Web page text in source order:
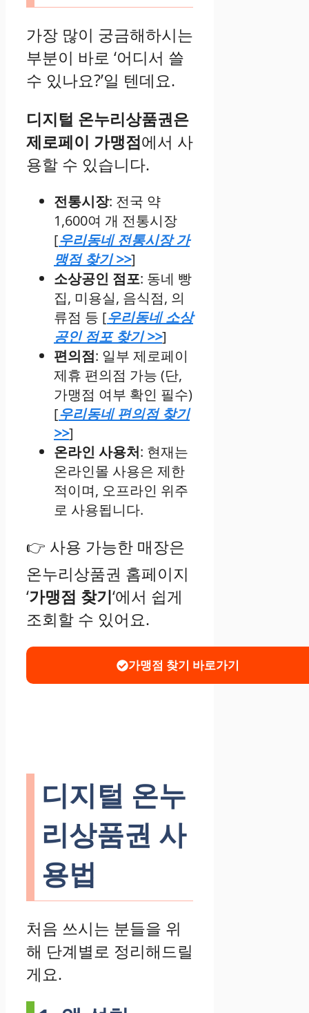
가장 많이 궁금해하시는
부분이 바로 ‘어디서 쓸
수 있나요?’일 텐데요.
디지털 온누리상품권은
제로페이 가맹점에서 사
용할 수 있습니다.
전통시장: 전국 약
1,600여 개 전통시장
[우리동네 전통시장 가
맹점 찾기 >>]
소상공인 점포: 동네 빵
집, 미용실, 음식점, 의
류점 등 [우리동네 소상
공인 점포 찾기 >>]
편의점: 일부 제로페이
제휴 편의점 가능 (단,
가맹점 여부 확인 필수)
[우리동네 편의점 찾기
>>]
온라인 사용처: 현재는
온라인몰 사용은 제한
적이며, 오프라인 위주
로 사용됩니다.
👉 사용 가능한 매장은
온누리상품권 홈페이지
‘가맹점 찾기‘에서 쉽게
조회할 수 있어요.
가맹점 찾기 바로가기
디지털 온누
리상품권 사
용법
처음 쓰시는 분들을 위
해 단계별로 정리해드릴
게요.